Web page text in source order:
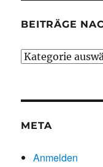
BEITRÄGE
Beiträge
META
Anmelden